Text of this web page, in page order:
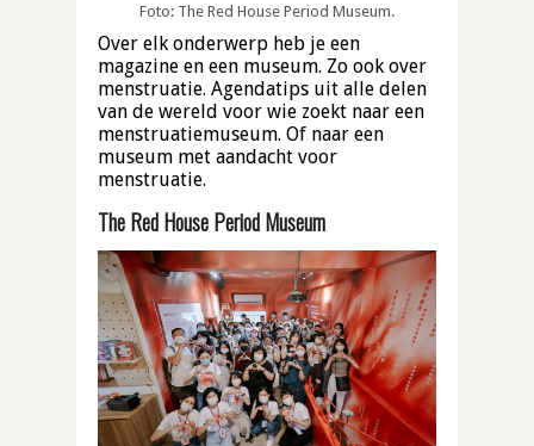
Foto: The Red House Period Museum.
Over elk onderwerp heb je een
magazine en een museum. Zo ook over
menstruatie. Agendatips uit alle delen
van de wereld voor wie zoekt naar een
menstruatiemuseum. Of naar een
museum met aandacht voor
menstruatie.
The Red House Period Museum